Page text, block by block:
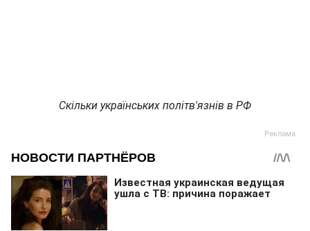
Скільки українських політв'язнів в РФ